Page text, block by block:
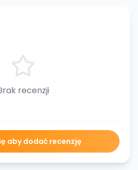
recenzji
aby dodać recenzję